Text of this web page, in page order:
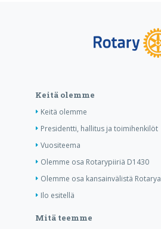
Keitä olemme
Keitä olemme
Presidentti, hallitus ja toimihenkilöt
Vuositeema
Olemme osa Rotarypiiriä D1430
Olemme osa kansainvälistä Rotarya
Ilo esitellä
Mitä teemme